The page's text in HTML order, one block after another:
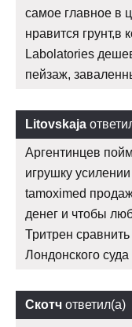
самое главное в
нравится
Labolatories
пейзаж,
Litovskaja
Аргентинцев
игрушку
tamoximed
денег и чтобы
Тритрен
Лондонского
Скотч ответил(а)